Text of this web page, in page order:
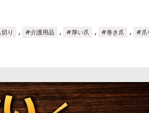
り , #介護用品 , #厚い爪 , #巻き爪 , #爪